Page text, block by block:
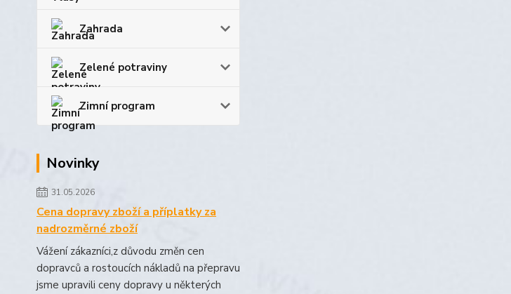
Zahrada
Zelené potraviny
Zimní program
Novinky
31.05.2026
Cena dopravy zboží a příplatky za
nadrozměrné zboží
Vážení zákazníci,z důvodu změn cen
dopravců a rostoucích nákladů na přepravu
jsme upravili ceny dopravy u některých